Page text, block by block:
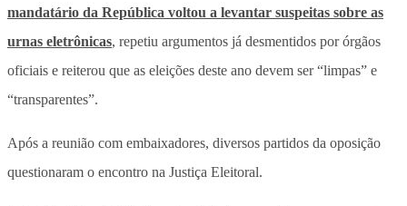
mandatário da República voltou a levantar suspeitas sobre as
urnas eletrônicas, repetiu argumentos já desmentidos por órgãos
oficiais e reiterou que as eleições deste ano devem ser “limpas” e
“transparentes”.
Após a reunião com embaixadores, diversos partidos da oposição
questionaram o encontro na Justiça Eleitoral.